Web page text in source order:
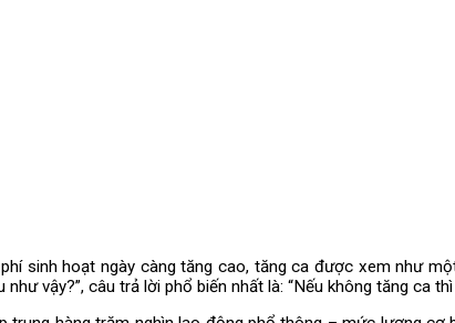
sinh hoạt ngày càng tăng cao, tăng ca được xem như
vậy?”, câu trả lời phổ biến nhất là: “Nếu không tăng ca thì